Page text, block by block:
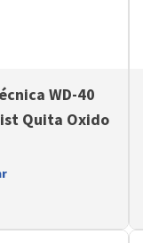
WD-40
Quita Oxido